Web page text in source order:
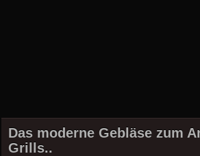
Das moderne Gebläse zum
Grills..